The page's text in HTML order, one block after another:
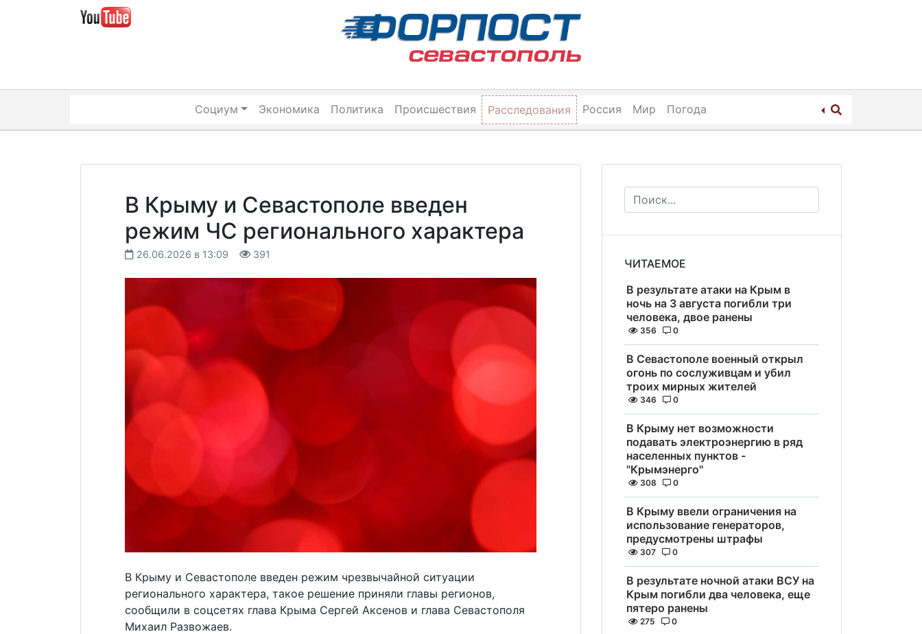
Социум Экономика Политика Происшествия Расследования Россия Мир Погода
В Крыму и Севастополе введен
режим ЧС регионального характера
26.06.2026 в 13:09 391
В Крыму и Севастополе введен режим чрезвычайной ситуации
регионального характера, такое решение приняли главы регионов,
сообщили в соцсетях глава Крыма Сергей Аксенов и глава Севастополя
Михаил Развожаев.
ЧИТАЕМОЕ
В результате атаки на Крым в
ночь на 3 августа погибли три
человека, двое ранены
356 0
В Севастополе военный открыл
огонь по сослуживцам и убил
троих мирных жителей
346 0
В Крыму нет возможности
подавать электроэнергию в ряд
населенных пунктов -
"Крымэнерго"
308 0
В Крыму ввели ограничения на
использование генераторов,
предусмотрены штрафы
307 0
В результате ночной атаки ВСУ на
Крым погибли два человека, еще
пятеро ранены
275 0